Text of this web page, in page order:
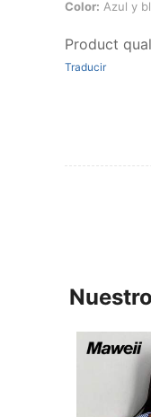
Color: Azul y
Product
Traducir